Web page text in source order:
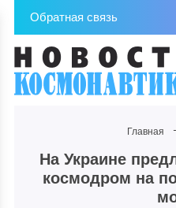
Обратная связь
Главная
На Украине
космодром на